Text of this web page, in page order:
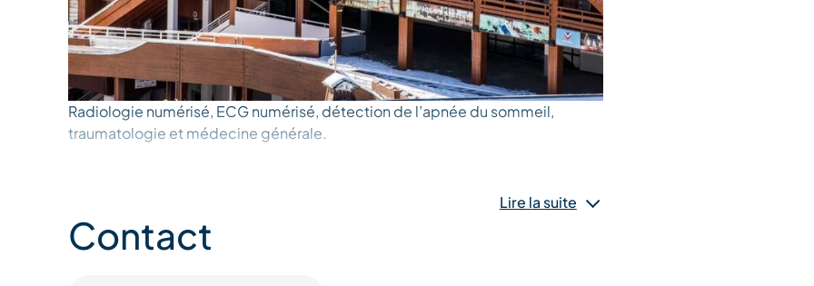
Radiologie numérisé, ECG numérisé, détection de l’apnée du sommeil,
traumatologie et médecine générale.
Lire la suite
Contact